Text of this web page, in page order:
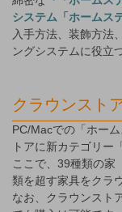
システム「ホームス
入手方法、装飾方法
ングシステムに役立
クラウンスト
PC/Macでの「ホー
トアに新カテゴリー
ここで、39種類の家
類を超す家具をクラ
なお、クラウンスト